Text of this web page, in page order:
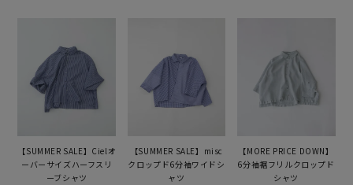
【SUMMER SALE】Cielオ
ーバーサイズハーフスリ
ーブシャツ
【SUMMER SALE】misc
クロップド6分袖ワイドシ
ャツ
【MORE PRICE DOWN】
6分袖裾フリルクロップド
シャツ